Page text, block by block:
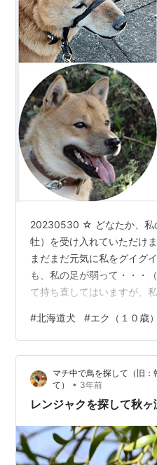
20230530 ☆ どなたか、私
牡）を受け入れていただけ
まだまだ元気に私をグイグ
も、私の足が弱って・・・
て持ち直してはいますが、
が強く、パワーのある北海
犬のとき沢山の子供たちに
人間大好きに育ち、今じゃ
「マテ」と「ダメ」を ＜権
内犬一筋で育ち、家の中の
ナシです。留守番もできま
#北海道犬 #エク（１０歳）
マチ中で鳥を探して（旧：
て）
• 3年前
レンジャクを探して秋ヶ